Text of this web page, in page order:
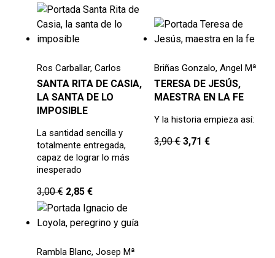
Ros Carballar, Carlos
SANTA RITA DE CASIA,
LA SANTA DE LO
IMPOSIBLE
La santidad sencilla y
totalmente entregada,
capaz de lograr lo más
inesperado
3,00€ 2,85 €
Briñas Gonzalo, Angel Mª
TERESA DE JESÚS,
MAESTRA EN LA FE
Y la historia empieza así:
3,90€ 3,71€
Rambla Blanc, Josep Mª